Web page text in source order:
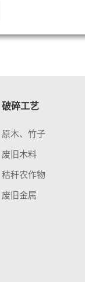
破碎工艺
原木、竹子
废旧木料
秸秆农作物
废旧金属